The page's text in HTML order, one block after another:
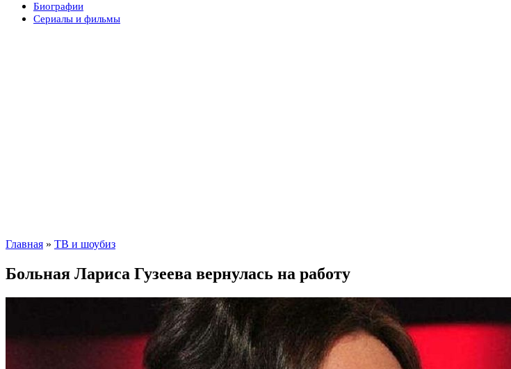
Биографии
Сериалы и фильмы
Главная » ТВ и шоубиз
Больная Лариса Гузеева вернулась на работу